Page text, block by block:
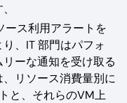
ス利用アラートを
、IT 部門はパフォ
ーな通知を受け取る
リソース消費量別に
と、それらのVM上